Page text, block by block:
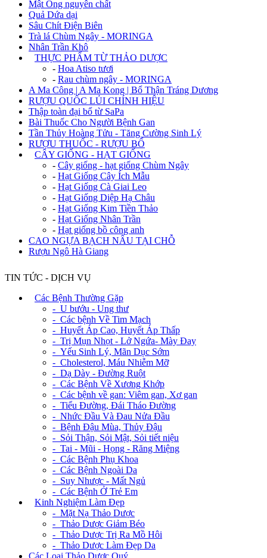
Mật Ong nguyên chất
Quả Dứa dại
Sâu Chít Điện Biên
Trà lá Chùm Ngây - MORINGA
Nhân Trần Khô
THỰC PHẨM TỪ THẢO DƯỢC
- Hoa Atiso tươi
- Rau chùm ngây - MORINGA
A Ma Công | A Ma Kong | Bổ Thận Tráng Dương
RƯỢU QUỐC LỦI CHÍNH HIỆU
Thập toàn đại bổ từ SaPa
Bài Thuốc Cho Người Bệnh Gan
Tần Thủy Hoàng Tửu - Tăng Cường Sinh Lý
RƯỢU THUỐC - RƯỢU BỔ
CÂY GIỐNG - HẠT GIỐNG
- Cây giống - hạt giống Chùm Ngây
- Hạt Giống Cây Ích Mẫu
- Hạt Giống Cà Giai Leo
- Hạt Giống Diệp Hạ Châu
- Hạt Giống Kim Tiền Thảo
- Hạt Giống Nhân Trần
- Hạt giống bồ công anh
CAO NGỰA BẠCH NẤU TẠI CHỖ
Rượu Ngô Hà Giang
TIN TỨC - DỊCH VỤ
Các Bệnh Thường Gặp
- U bướu - Ung thư
- Các bệnh Về Tim Mạch
- Huyết Áp Cao, Huyết Áp Thấp
- Trị Mụn Nhọt - Lở Ngứa- Mày Đay
- Yếu Sinh Lý, Mãn Dục Sớm
- Cholesterol, Máu Nhiễm Mỡ
- Dạ Dày - Đường Ruột
- Các Bệnh Về Xương Khớp
- Các bệnh về gan: Viêm gan, Xơ gan
- Tiểu Đường, Đái Tháo Đường
- Nhức Đầu Và Đau Nửa Đầu
- Bệnh Đậu Mùa, Thủy Đậu
- Sỏi Thận, Sỏi Mật, Sỏi tiết niệu
- Tai - Mũi - Họng - Răng Miệng
- Các Bệnh Phụ Khoa
- Các Bệnh Ngoài Da
- Suy Nhược - Mất Ngủ
- Các Bệnh Ở Trẻ Em
Kinh Nghiệm Làm Đẹp
- Mặt Nạ Thảo Dược
- Thảo Dược Giảm Béo
- Thảo Dược Trị Ra Mồ Hôi
- Thảo Dược Làm Đẹp Da
Các Loại Thảo Dược Quý